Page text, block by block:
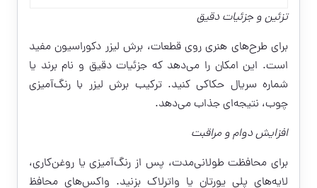
تزئین و جزئیات دقیق
برای طرح‌های هنری روی قطعات، برش لیزر دکوراسیون مفید
است. این امکان را می‌دهد که جزئیات دقیق و نام برند یا
شماره سریال حکاکی کنید. ترکیب برش لیزر با رنگ‌آمیزی
چوب، نتیجه‌ای جذاب می‌دهد.
افزایش دوام و مراقبت
برای محافظت طولانی‌مدت، پس از رنگ‌آمیزی یا روغن‌کاری،
لایه‌های پلی یورتان یا واترلاک بزنید. واکس‌های محافظ